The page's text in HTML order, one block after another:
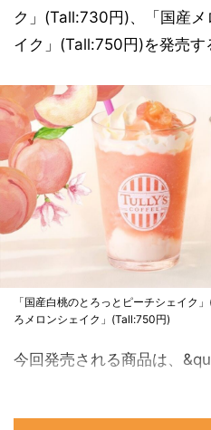
ク」(Tall:730円)、「国産
イク」(Tall:750円)を発売す
「国産白桃のとろっとピーチシェイク
ろメロンシェイク」(Tall:750円)
今回発売される商品は、